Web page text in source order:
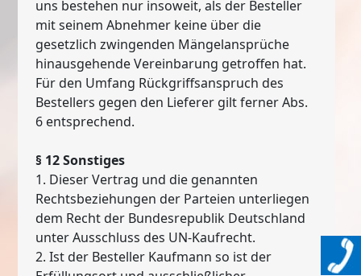
uns bestehen nur insoweit, als der Besteller
mit seinem Abnehmer keine über die
gesetzlich zwingenden Mängelansprüche
hinausgehende Vereinbarung getroffen hat.
Für den Umfang Rückgriffsanspruch des
Bestellers gegen den Lieferer gilt ferner Abs.
6 entsprechend.
§ 12 Sonstiges
1. Dieser Vertrag und die genannten
Rechtsbeziehungen der Parteien unterliegen
dem Recht der Bundesrepublik Deutschland
unter Ausschluss des UN-Kaufrecht.
2. Ist der Besteller Kaufmann so ist der